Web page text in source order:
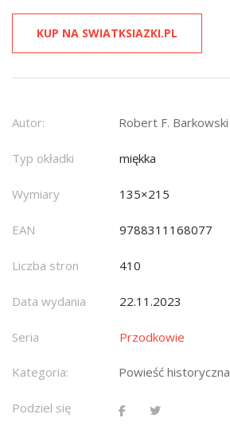
KUP NA SWIATKSIAZKI.PL
Autor: Robert F. Barkowski
Typ okładki miękka
Wymiary 135×215
EAN 9788311168077
Liczba stron 410
Data wydania 22.11.2023
Seria Przodkowie
Kategoria: Powieść historyczna
Podziel się